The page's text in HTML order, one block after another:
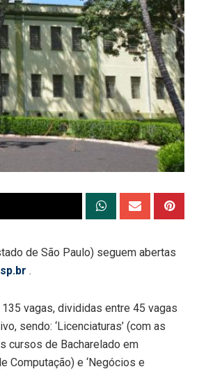
de São Paulo) seguem abertas
.
vagas, divididas entre 45 vagas
sendo: ‘Licenciaturas’ (com as
cursos de Bacharelado em
Computação) e ‘Negócios e